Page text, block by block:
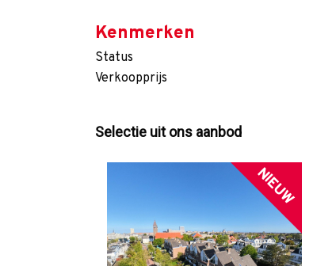
Kenmerken
Status
Verkoopprijs
Selectie uit ons aanbod
NIEUW